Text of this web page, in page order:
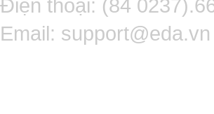
Điện thoại: (84
Email: support@eda.vn